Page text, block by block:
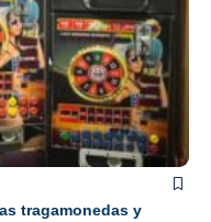
tragamonedas y
en La Vega
Deultimominuto
ElPeriódicodelaVerdad